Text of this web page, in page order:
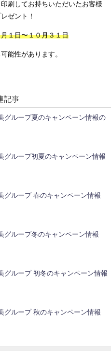
刷してお持ちいただいたお客様
ゼント！
１日〜１０月３１日
能性があります。
記事
グループ夏のキャンペーン情報の
グループ初夏のキャンペーン情報
グループ 春のキャンペーン情報
グループ冬のキャンペーン情報
グループ 初冬のキャンペーン情報
グループ 秋のキャンペーン情報